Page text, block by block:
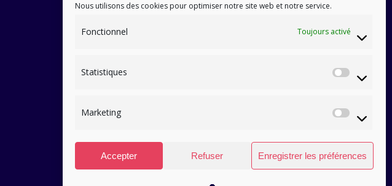
Nous utilisons des cookies pour optimiser notre site web et notre service.
Fonctionnel Toujours activé
Statistiques
Marketing
Accepter Refuser Enregistrer les préférences